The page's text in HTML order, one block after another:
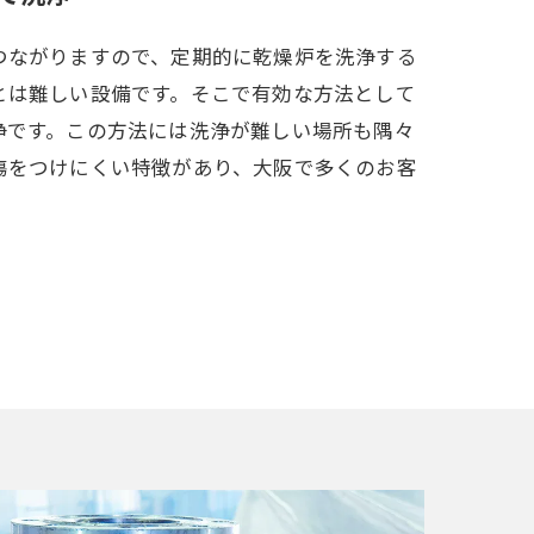
がりますので、定期的に乾燥炉を洗浄する
難しい設備です。そこで有効な方法として
す。この方法には洗浄が難しい場所も隅々
つけにくい特徴があり、大阪で多くのお客